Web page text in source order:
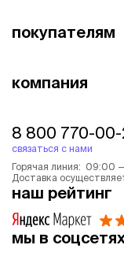
покупателям
компания
8 800 770-00-
связаться с нами
Горячая линия: 09:00
Доставка
наш рейтинг
мы в